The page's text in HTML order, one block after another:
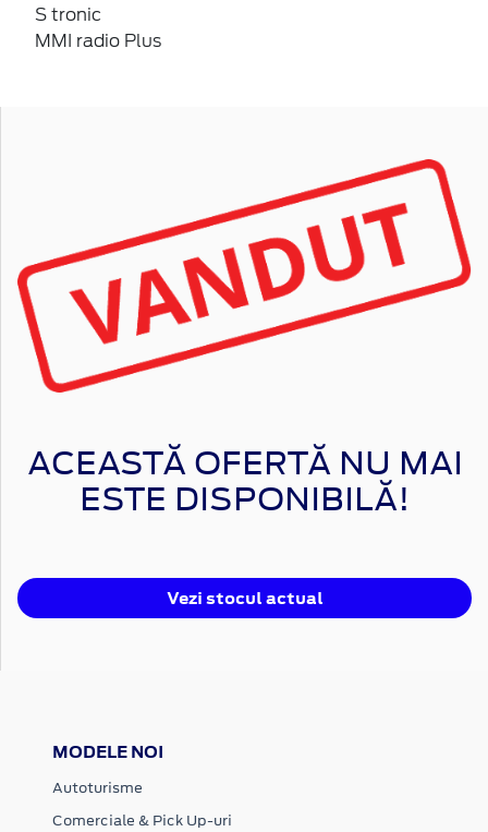
S tronic
MMI radio Plus
ACEASTĂ OFERTĂ NU MAI
ESTE DISPONIBILĂ!
Vezi stocul actual
MODELE NOI
Autoturisme
Comerciale & Pick Up-uri